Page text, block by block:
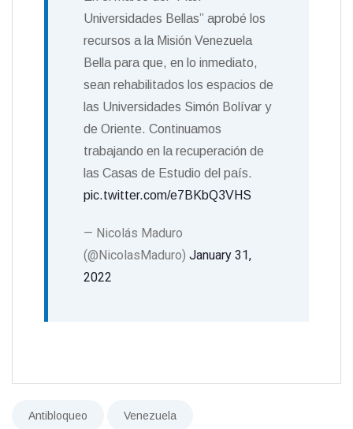
Universidades Bellas” aprobé los
recursos a la Misión Venezuela
Bella para que, en lo inmediato,
sean rehabilitados los espacios de
las Universidades Simón Bolívar y
de Oriente. Continuamos
trabajando en la recuperación de
las Casas de Estudio del país.
pic.twitter.com/e7BKbQ3VHS
— Nicolás Maduro
(@NicolasMaduro) January 31,
2022
Antibloqueo Venezuela